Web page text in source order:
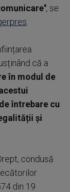
, se
că a
în modul de
întrebare cu
și
condusă
din 19